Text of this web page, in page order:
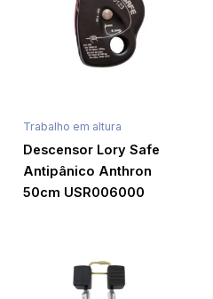
Trabalho em altura
Descensor Lory Safe
Antipânico Anthron
50cm USR006000